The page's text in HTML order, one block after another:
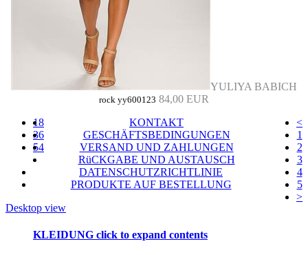
YULIYA BABICH
rock yy600123 84,00 EUR
18
36
54
<
1
2
3
4
5
>
KONTAKT
GESCHÄFTSBEDINGUNGEN
VERSAND UND ZAHLUNGEN
RüCKGABE UND AUSTAUSCH
DATENSCHUTZRICHTLINIE
PRODUKTE AUF BESTELLUNG
Desktop view
KLEIDUNG click to expand contents